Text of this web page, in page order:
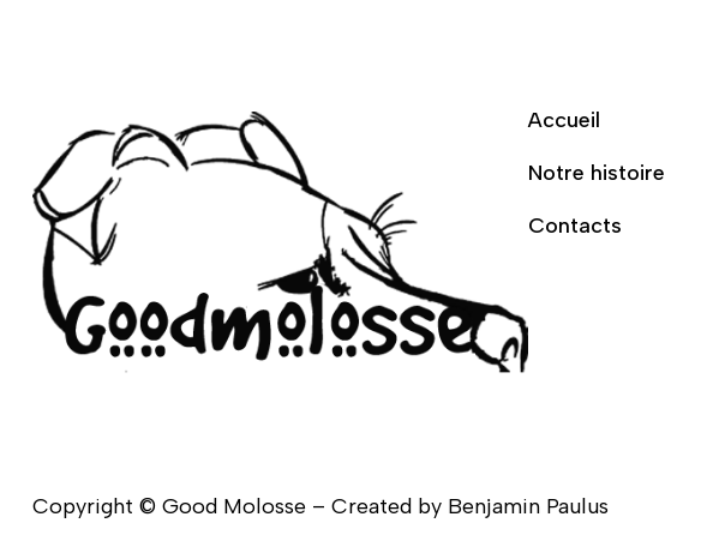
Accueil
Notre histoire
Contacts
Copyright © Good Molosse – Created by Benjamin Paulus